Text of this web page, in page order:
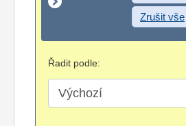
Zrušit vše
Řadit podle: